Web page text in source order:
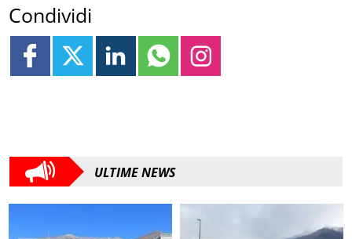
Condividi
ULTIME NEWS